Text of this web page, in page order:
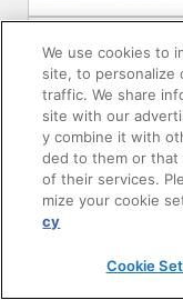
WEB見積・各種シミ
交換用部品の購入
修理・点検
お問い合わせ
We use cookies to
site, to personalize
traffic. We share
site with our
y combine it with
ded to them or that
of their services.
mize your cookie
cy
Cookie